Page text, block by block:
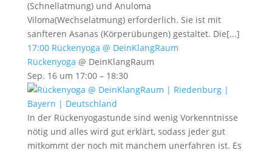
(Schnellatmung) und Anuloma
Viloma(Wechselatmung) erforderlich. Sie ist mit
sanfteren Asanas (Körperübungen) gestaltet. Die[...]
17:00 Rückenyoga @ DeinKlangRaum
Rückenyoga @ DeinKlangRaum
Sep. 16 um 17:00 – 18:30
In der Rückenyogastunde sind wenig Vorkenntnisse
nötig und alles wird gut erklärt, sodass jeder gut
mitkommt der noch mit manchem unerfahren ist. Es